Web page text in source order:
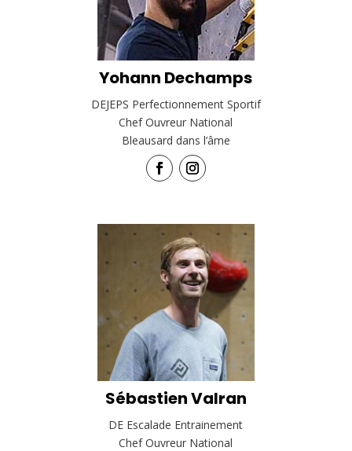
Yohann Dechamps
DEJEPS Perfectionnement Sportif
Chef Ouvreur National
Bleausard dans l’âme
Sébastien Valran
DE Escalade Entrainement
Chef Ouvreur National